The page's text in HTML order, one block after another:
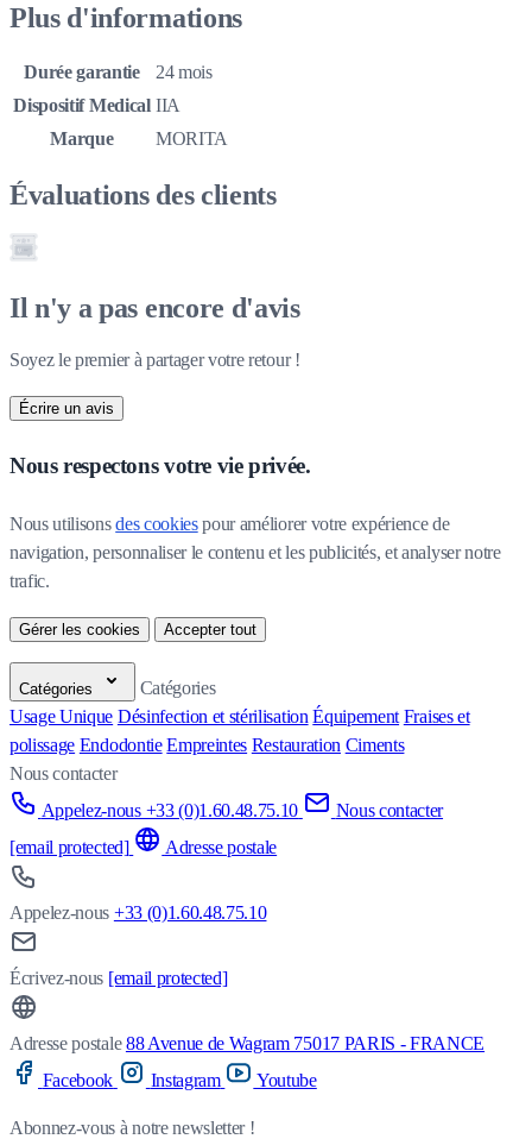
Plus d'informations
Durée garantie
24 mois
Dispositif Medical IIA
Marque
MORITA
Évaluations des clients
Il n'y a pas encore d'avis
Soyez le premier à partager votre retour !
Écrire un avis
Nous respectons votre vie privée.
Nous utilisons des cookies pour améliorer votre expérience de
navigation, personnaliser le contenu et les publicités, et analyser notre
trafic.
Gérer les cookies Accepter tout
Catégories
Catégories
Usage Unique Désinfection et stérilisation Équipement Fraises et
polissage Endodontie Empreintes Restauration Ciments
Nous contacter
Appelez-nous +33 (0)1.60.48.75.10
Nous contacter
[email protected]
Adresse postale
Appelez-nous +33 (0)1.60.48.75.10
Écrivez-nous [email protected]
Adresse postale 88 Avenue de Wagram 75017 PARIS - FRANCE
Facebook
Instagram Youtube
Abonnez-vous à notre newsletter !